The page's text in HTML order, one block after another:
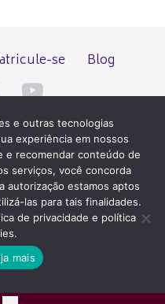
se Blog
desde 2000.
ACESSE HOSTNET
e outras tecnologias
experiência em nossos
e recomendar conteúdo de
serviços, você concorda
autorização estamos aptos
las para tais finalidades.
de privacidade e política
mais